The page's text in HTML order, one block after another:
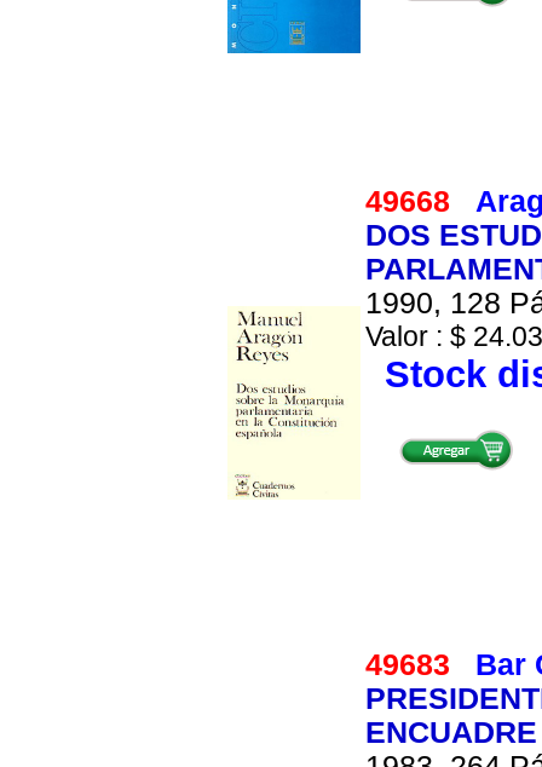
49668
DOS
1990, 128
Valor : $
Stock
49683 Bar